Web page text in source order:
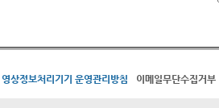
영상정보처리기기 운영관리방침 이메일무단수집거부